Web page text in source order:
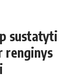
sustatyti
renginys